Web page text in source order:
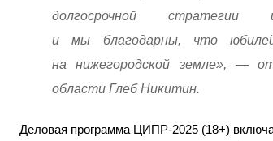
долгосрочной стратегии
и мы благодарны, что
на нижегородской земле», —
области Глеб Никитин.
Деловая программа ЦИПР-2025 (18+)